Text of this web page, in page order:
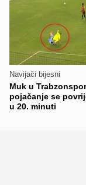
Navijači bijesni
Muk u
pojačanje se
u 20. minuti